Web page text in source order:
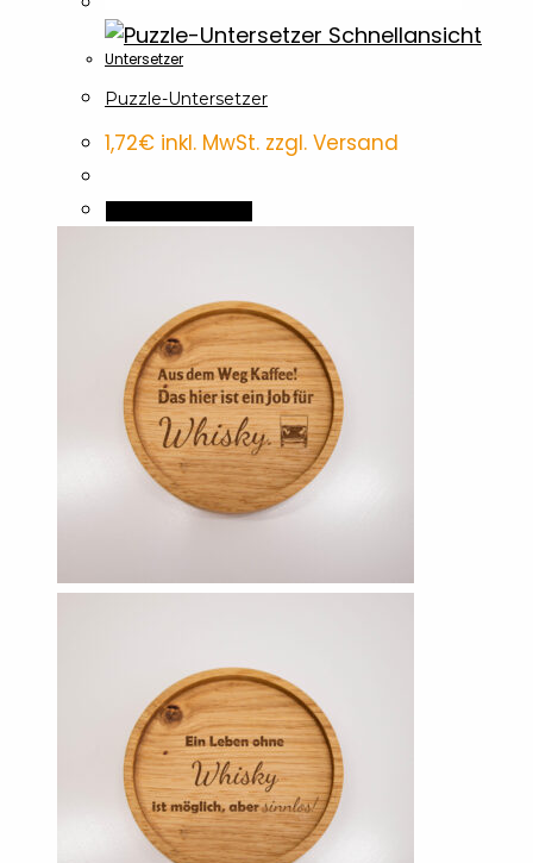
Schnellansicht
Untersetzer
Puzzle-Untersetzer
1,72€ inkl. MwSt. zzgl. Versand